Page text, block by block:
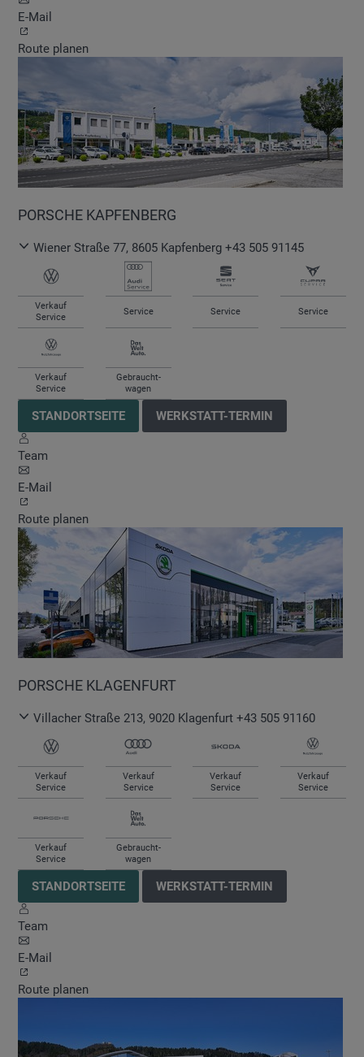
E-Mail
Route planen
PORSCHE KAPFENBERG
Wiener Straße 77, 8605 Kapfenberg +43 505 91145
Verkauf
Service
Service Service Service
Verkauf
Service
Gebraucht-
wagen
STANDORTSEITE WERKSTATT-TERMIN
Team
E-Mail
Route planen
PORSCHE KLAGENFURT
Villacher Straße 213,9020 Klagenfurt +43 505 91160
Verkauf
Service
Verkauf
Service
Verkauf
Service
Verkauf
Service
Verkauf
Service
Gebraucht-
wagen
STANDORTSEITE WERKSTATT-TERMIN
Team
E-Mail
Route planen